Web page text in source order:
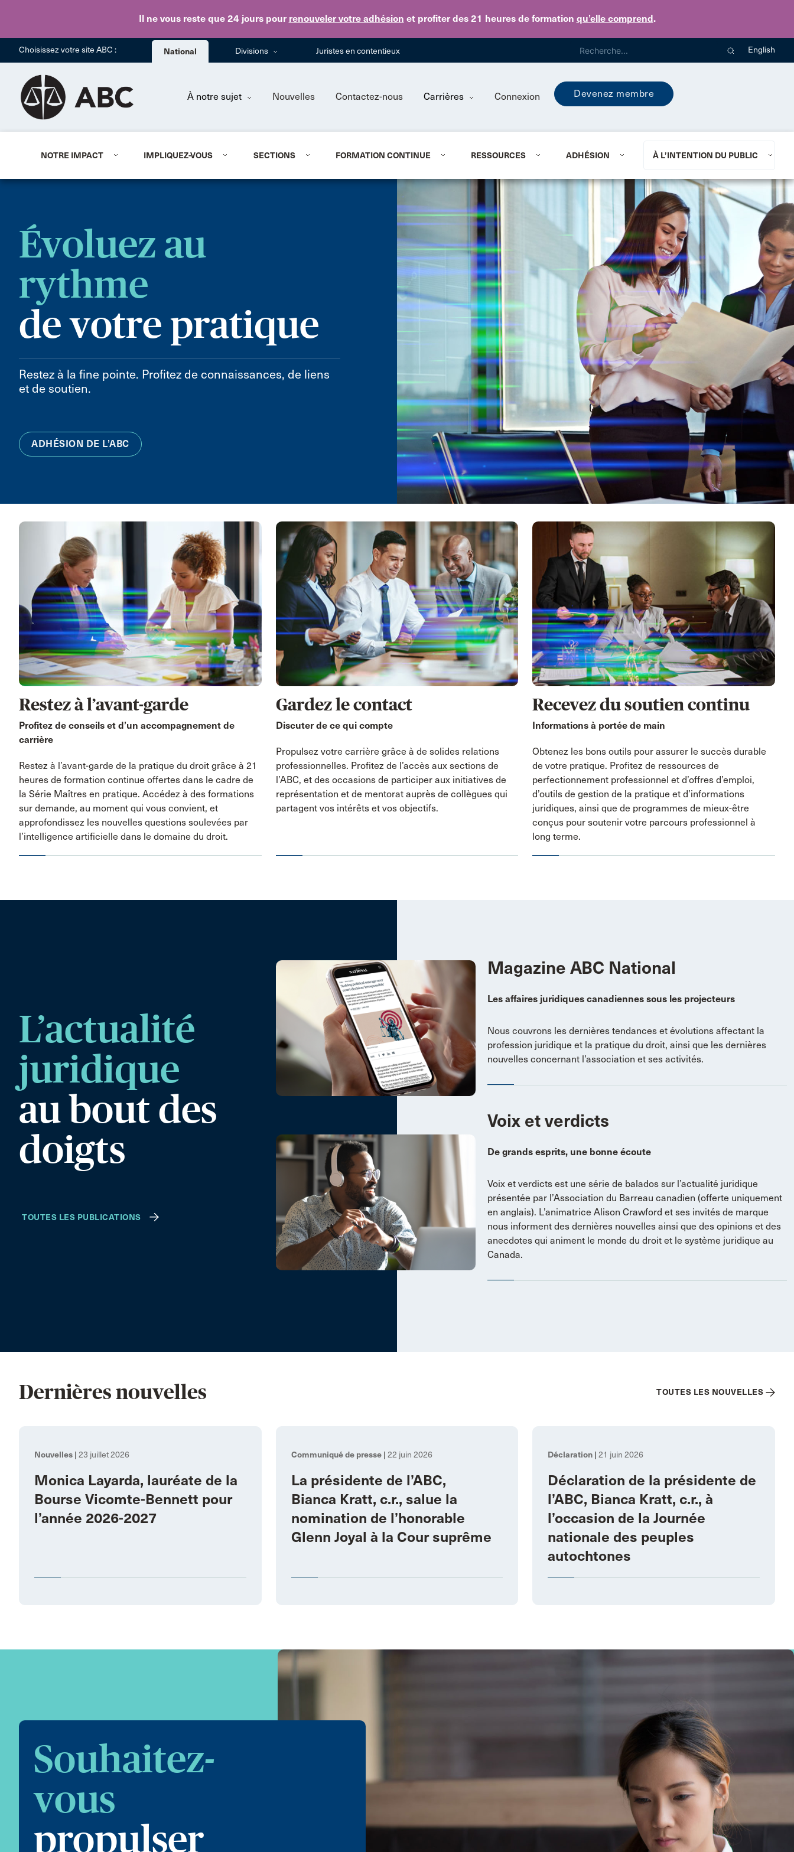
Il ne vous reste que 24 jourspour renouveler votre adhésion et profiter des 21 heures de formation qu’elle comprend.
Skip to main content
Choisissez votre site ABC : National Divisions Juristes en contentieux English
À notre sujet Nouvelles Contactez-nous Carrières Connexion Devenez membre
NOTRE IMPACT IMPLIQUEZ-VOUS SECTIONS FORMATION CONTINUE RESSOURCES ADHÉSION À L’INTENTION DU PUBLIC
Évoluez au
rythme
de votre pratique
Restez à la fine pointe. Profitez de connaissances, de liens
et de soutien.
ADHÉSION DE L’ABC
Restez à l’avant-garde
Profitez de conseils et d’un accompagnement de
carrière
Restez à l’avant-garde de la pratique du droit grâce à 21
heures de formation continue offertes dans le cadre de
la Série Maîtres en pratique. Accédez à des formations
sur demande, au moment qui vous convient, et
approfondissez les nouvelles questions soulevées par
l’intelligence artificielle dans le domaine du droit.
Gardez le contact
Discuter de ce qui compte
Propulsez votre carrière grâce à de solides relations
professionnelles. Profitez de l’accès aux sections de
l’ABC, et des occasions de participer aux initiatives de
représentation et de mentorat auprès de collègues qui
partagent vos intérêts et vos objectifs.
Recevez du soutien continu
Informations à portée de main
Obtenez les bons outils pour assurer le succès durable
de votre pratique. Profitez de ressources de
perfectionnement professionnel et d’offres d’emploi,
d’outils de gestion de la pratique et d’informations
juridiques, ainsi que de programmes de mieux-être
conçus pour soutenir votre parcours professionnel à
long terme.
L’actualité
juridique
au bout des
doigts
TOUTES LES PUBLICATIONS
Magazine ABC National
Les affaires juridiques canadiennes sous les projecteurs
Nous couvrons les dernières tendances et évolutions affectant la
profession juridique et la pratique du droit, ainsi que les dernières
nouvelles concernant l’association et ses activités.
Voix et verdicts
De grands esprits, une bonne écoute
Voix et verdicts est une série de balados sur l’actualité juridique
présentée par l’Association du Barreau canadien (offerte uniquement
en anglais). L’animatrice Alison Crawford et ses invités de marque
nous informent des dernières nouvelles ainsi que des opinions et des
anecdotes qui animent le monde du droit et le système juridique au
Canada.
Dernières nouvelles TOUTES LES NOUVELLES
Nouvelles | 23 juillet 2026
Monica Layarda, lauréate de la
Bourse Vicomte-Bennett pour
l’année 2026-2027
Communiqué de presse | 22 juin 2026
La présidente de l’ABC,
Bianca Kratt, c.r., salue la
nomination de l’honorable
Glenn Joyal à la Cour suprême
Déclaration | 21 juin 2026
Déclaration de la présidente de
l’ABC, Bianca Kratt, c.r., à
l’occasion de la Journée
nationale des peuples
autochtones
Souhaitez-
vous
propulser